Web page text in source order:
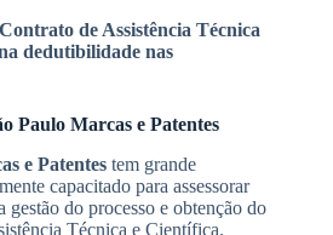
de Assistência Técnica
dedutibilidade nas
Paulo Marcas e Patentes
e Patentes tem grande
capacitado para assessorar
gestão do processo e obtenção do
Técnica e Científica.